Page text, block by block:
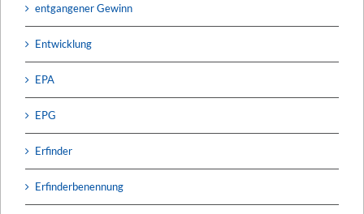
entgangener Gewinn
Entwicklung
EPA
EPG
Erfinder
Erfinderbenennung